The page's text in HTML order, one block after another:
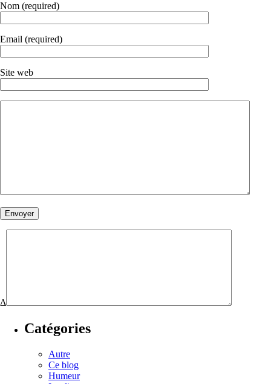
Nom (required)
Email (required)
Site web
Δ
Catégories
Autre
Ce blog
Humeur